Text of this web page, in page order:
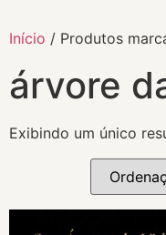
Início / Produtos
árvore
Exibindo um único